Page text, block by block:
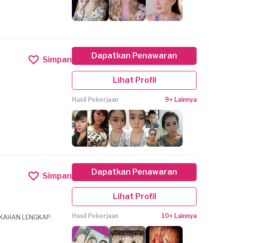
Simpan Dapatkan Penawaran
Lihat Profil
Hasil Pekerjaan 9+ Lainnya
Simpan
PERNIKAHAN LENGKAP
Dapatkan Penawaran
Lihat Profil
Hasil Pekerjaan 10+ Lainnya